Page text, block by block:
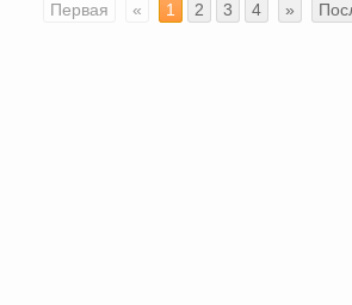
Первая « 1 2 3 4 »